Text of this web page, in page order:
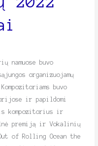
namuose buvo
organizuojamų
buvo
ir papildomi
kompozitorius ir
premiją ir Vokalinių
of Rolling Ocean the